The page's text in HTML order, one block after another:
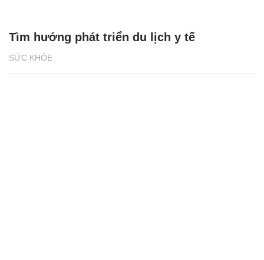
SỨC KHỎE
Tìm hướng phát triển du lịch y tế